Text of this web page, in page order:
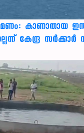
കാണാതായ
കേന്ദ്ര സർക്കാർ